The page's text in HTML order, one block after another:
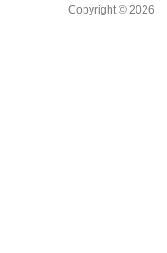
Copyright © 2026